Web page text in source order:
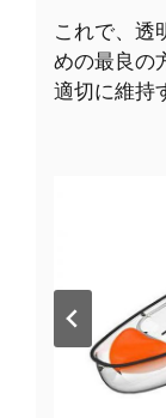
これで、透
めの最良の
適切に維持